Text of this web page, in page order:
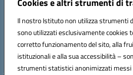
Cookies e altri strumenti di
Il nostro Istituto non utilizza strumenti
sono utilizzati esclusivamente cookies
corretto funzionamento del sito, alla
istituzionali e alla sua accessibilità –
strumenti statistici anonimizzati messi
Codice fiscale: 93071630714
Codice meccanografico:
FGPS210002
Codice unico di fatturazione (CUF): UF7W9K